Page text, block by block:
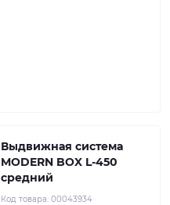
Выдвижная система
MODERN BOX L-450
средний
Код товара: 00043934